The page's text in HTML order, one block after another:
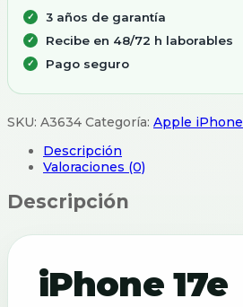
3 años de garantía
Recibe en 48/72 h laborables
Pago seguro
SKU: A3634 Categoría: Apple iPhone
Descripción
Valoraciones (0)
Descripción
iPhone 17e